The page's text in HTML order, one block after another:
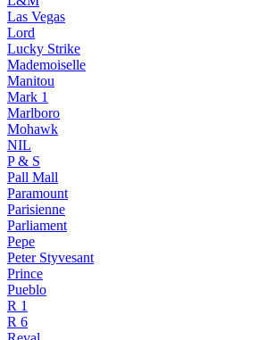
Las Vegas
Lord
Lucky Strike
Mademoiselle
Manitou
Mark 1
Marlboro
Mohawk
NIL
P & S
Pall Mall
Paramount
Parisienne
Parliament
Pepe
Peter Styvesant
Prince
Pueblo
R 1
R 6